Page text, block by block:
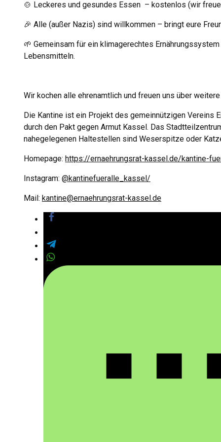
🍲️ Leckeres und gesundes Essen – kostenlos (wir
🎉️ Alle (außer Nazis) sind willkommen – bringt eure
🌱 Gemeinsam für ein klimagerechtes
Lebensmitteln.
Wir kochen alle ehrenamtlich und freuen uns über
Die Kantine ist ein Projekt des gemeinnützigen Vereins
durch den Pakt gegen Armut Kassel. Das
nahegelegenen Haltestellen sind Weserspitze oder
Homepage: https://ernaehrungsrat-kassel.de/kantine-
Instagram: @kantinefueralle_kassel/
Mail: kantine@ernaehrungsrat-kassel.de